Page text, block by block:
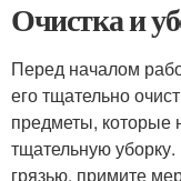
Очистка и
Перед началом
его тщательно
предметы, которые
тщательную
грязью, примите